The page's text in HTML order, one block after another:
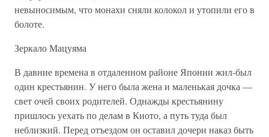
невыносимым, что монахи сняли колокол и утопили его в
болоте.
Зеркало Мацуяма
В давние времена в отдаленном районе Японии жил-был
один крестьянин. У него была жена и маленькая дочка —
свет очей своих родителей. Однажды крестьянину
пришлось уехать по делам в Киото, а путь туда был
неблизкий. Перед отъездом он оставил дочери наказ быть